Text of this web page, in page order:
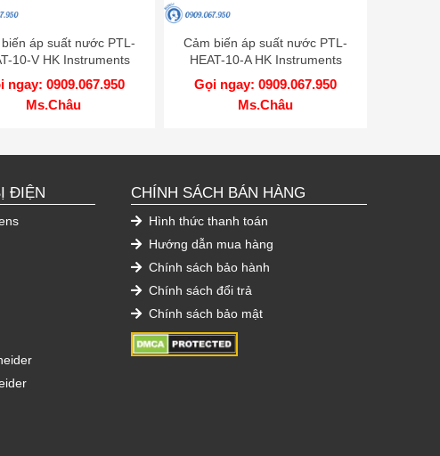
áp suất nước PTL-
10-V HK Instruments
ngay: 0909.067.950
Ms.Châu
Cảm biến áp suất nước PTL-
HEAT-10-A HK Instruments
Gọi ngay: 0909.067.950
Ms.Châu
ĐIỆN CHÍNH SÁCH BÁN HÀNG
Hình thức thanh toán
Hướng dẫn mua hàng
Chính sách bảo hành
Chính sách đổi trả
Chính sách bảo mật